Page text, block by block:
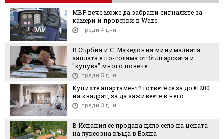
МВР вече може да забрани сигналите за
камери и проверки в Waze
преди 4 дни
В Сърбия и С. Македония минималната
заплата е по-голяма от българската и
"купува" много повече
преди 5 дни
Купихте апартамент? Гответе се за до €1200
на квадрат, за да заживеете в него
преди 3 дни
В Испания се продава цяло село на цената
на луксозна къща в Бояна